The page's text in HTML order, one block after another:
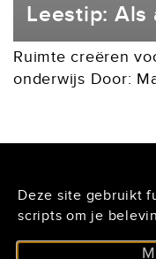
Deze site gebruikt
scripts om je
Leestip:
Ruimte creëren
onderwijs Door:
hun unieke
De Lairessestraat 125
1075 HH Amsterdam